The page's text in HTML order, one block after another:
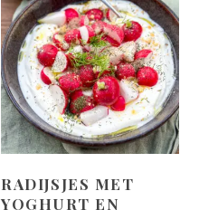
RADIJSJES MET
YOGHURT EN